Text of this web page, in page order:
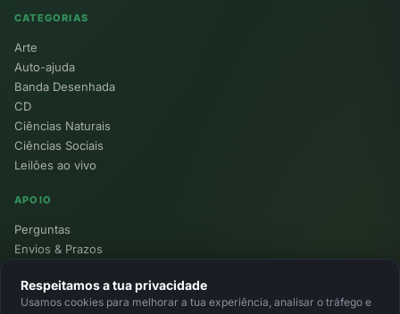
CATEGORIAS
Arte
Auto-ajuda
Banda Desenhada
CD
Ciências Naturais
Ciências Sociais
Leilões ao vivo
APOIO
Perguntas
Envios & Prazos
Devoluções
Minha Conta
Respeitamos a tua privacidade
Usamos cookies para melhorar a tua experiência, analisar o tráfego e